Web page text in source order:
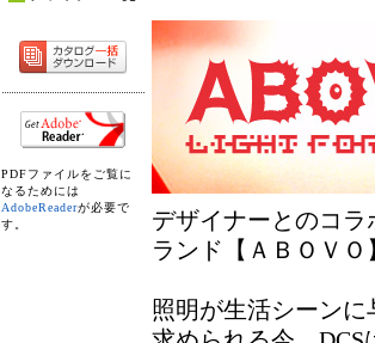
PDFファイルをご覧に
なるためには
AdobeReaderが必要で
す。
デザイナーとのコ
ランド【ＡＢＯＶＯ
照明が生活シーン